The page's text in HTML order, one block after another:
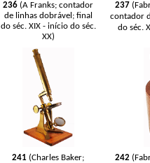
236 (A Franks; contador
de linhas dobrável; final
do séc. XIX - início do séc.
XX)
237
contador
do séc.
241 (Charles Baker;
242